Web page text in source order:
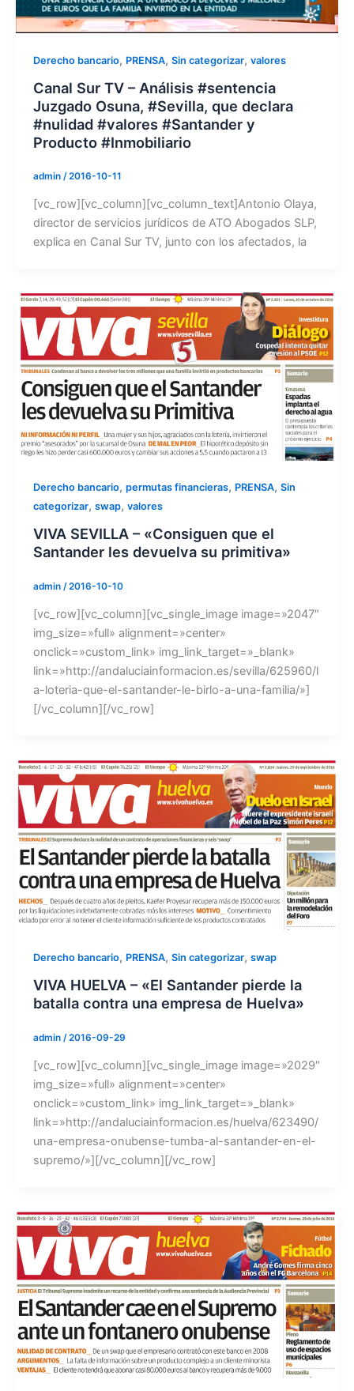
Derecho bancario, PRENSA, Sin categorizar, valores
Canal Sur TV – Análisis #sentencia
Juzgado Osuna, #Sevilla, que declara
#nulidad #valores #Santander y
Producto #Inmobiliario
admin /2016-10-11
[vc_row][vc_column][vc_column_text]Antonio Olaya,
director de servicios jurídicos de ATO Abogados SLP,
explica en Canal Sur TV, junto con los afectados, la
Derecho bancario, permutas financieras, PRENSA, Sin
categorizar, swap, valores
VIVA SEVILLA – «Consiguen que el
Santander les devuelva su primitiva»
admin /2016-10-10
[vc_row][vc_column][vc_single_image image=»2047″
img_size=»full» alignment=»center»
onclick=»custom_link» img_link_target=»_blank»
link=»http://andaluciainformacion.es/sevilla/625960/l
a-loteria-que-el-santander-le-birlo-a-una-familia/»]
[/vc_column][/vc_row]
Derecho bancario, PRENSA, Sin categorizar, swap
VIVA HUELVA – «El Santander pierde la
batalla contra una empresa de Huelva»
admin /2016-09-29
[vc_row][vc_column][vc_single_image image=»2029″
img_size=»full» alignment=»center»
onclick=»custom_link» img_link_target=»_blank»
link=»http://andaluciainformacion.es/huelva/623490/
una-empresa-onubense-tumba-al-santander-en-el-
supremo/»][/vc_column][/vc_row]